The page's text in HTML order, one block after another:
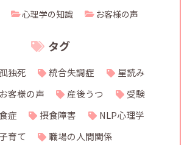
心理学の知識 お客様の声
タグ
独死 統合失調症
星読み
お客様の声 産後うつ
受験
症 摂食障害
NLP心理学
育て
職場の人間関係